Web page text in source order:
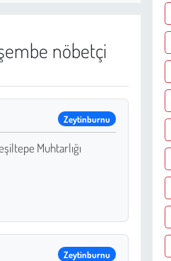
nöbetçi
Zeytinburnu
Muhtarlığı
Zeytinburnu